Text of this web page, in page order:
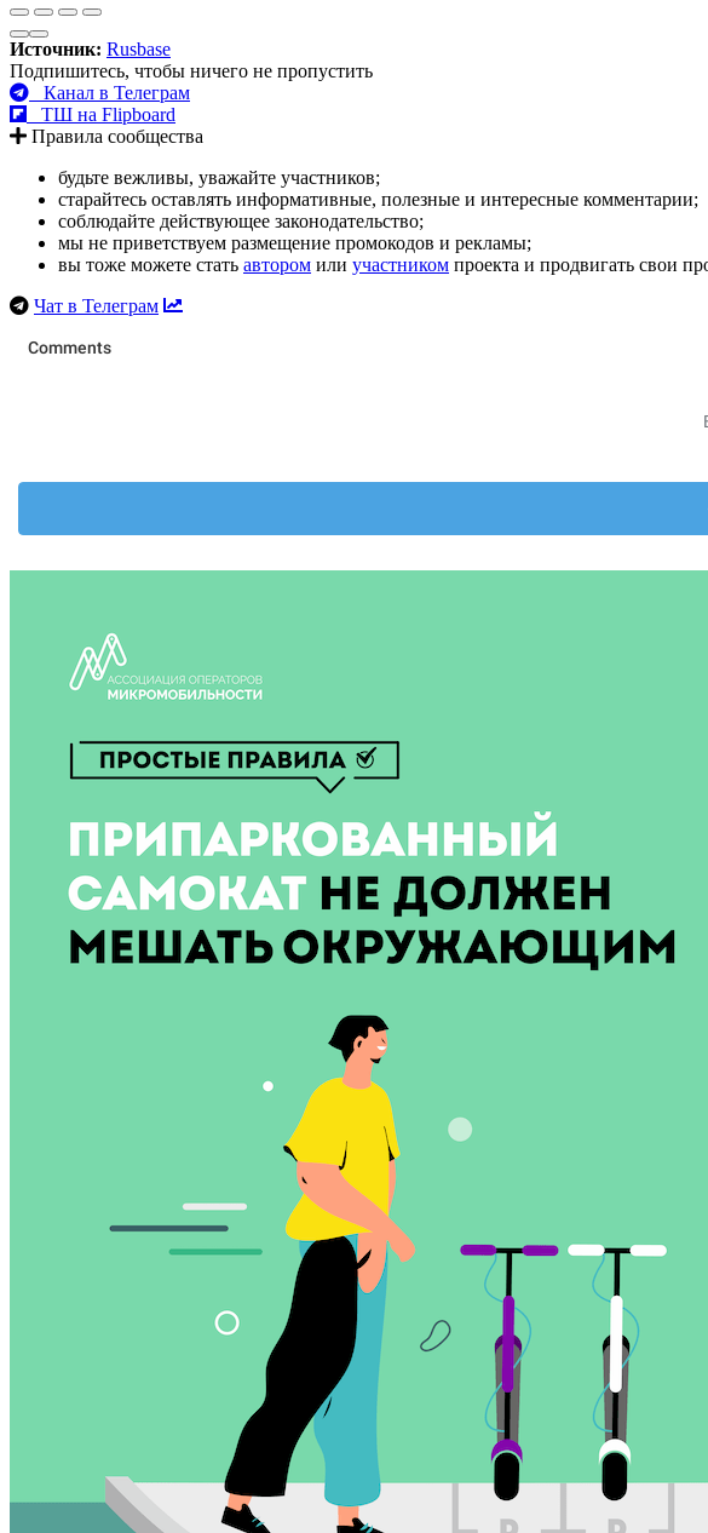
Источник: Rusbase
Подпишитесь, чтобы ничего не пропустить
Канал в Телеграм
ТШ на Flipboard
Правила сообщества
будьте вежливы, уважайте участников;
старайтесь оставлять информативные, полезные и интересные комментарии;
соблюдайте действующее законодательство;
мы не приветствуем размещение промокодов и рекламы;
вы тоже можете стать автором или участником проекта и продвигать свои
Чат в Телеграм